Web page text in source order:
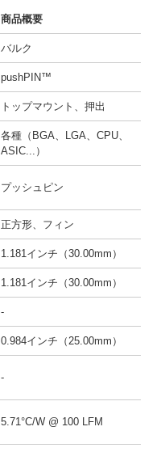
商品概要
バルク
pushPIN™
トップマウント、押出
各種（BGA、LGA、CPU、
ASIC...）
プッシュピン
正方形、フィン
1.181インチ（30.00mm）
1.181インチ（30.00mm）
-
0.984インチ（25.00mm）
-
5.71°C/W @ 100 LFM